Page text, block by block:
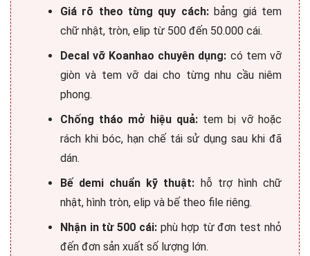
Giá rõ theo từng quy cách:bảng giá tem
chữ nhật, tròn, elip từ 500 đến 50.000 cái.
Decal vỡ Koanhao chuyên dụng: có tem vỡ
giòn và tem vỡ dai cho từng nhu cầu niêm
phong.
Chống tháo mở hiệu quả:tem bị vỡ hoặc
rách khi bóc, hạn chế tái sử dụng sau khi đã
dán.
Bế demi chuẩn kỹ thuật: hỗ trợ hình chữ
nhật, hình tròn, elip và bế theo file riêng.
Nhận in từ 500 cái: phù hợp từ đơn test nhỏ
đến đơn sản xuất số lượng lớn.